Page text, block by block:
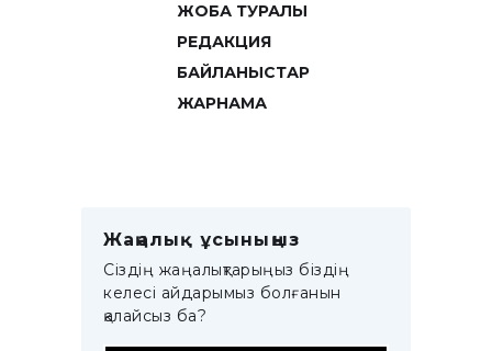
ЖОБА ТУРАЛЫ
РЕДАКЦИЯ
БАЙЛАНЫСТАР
ЖАРНАМА
Жаңалық ұсыныңыз
Сіздің жаңалықтарыңыз біздің
келесі айдарымыз болғанын
қалайсыз ба?